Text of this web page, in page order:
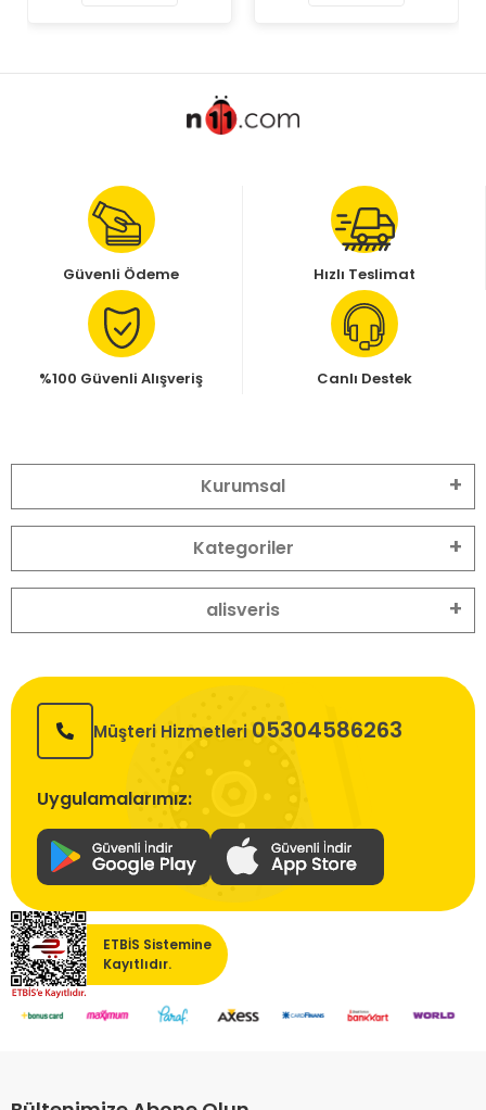
Güvenli Ödeme Hızlı Teslimat
%100 Güvenli Alışveriş Canlı Destek
Kurumsal
Kategoriler
alisveris
Müşteri Hizmetleri 05304586263
Uygulamalarımız:
ETBİS Sistemine
Kayıtlıdır.